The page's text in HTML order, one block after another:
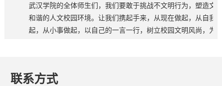
武汉学院的全体师生们，我们要敢于挑战不文明行为，塑造文
和谐的人文校园环境。让我们携起手来，从现在做起，从自我
起，从小事做起，以自己的一言一行，树立校园文明风尚，为
联系方式